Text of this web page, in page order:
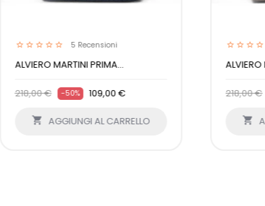
5 Recensioni
ALVIERO MARTINI PRIMA...
218,00 € -50% 109,00 €
 AGGIUNGI AL CARRELLO
ALVIERO
218,00 €
